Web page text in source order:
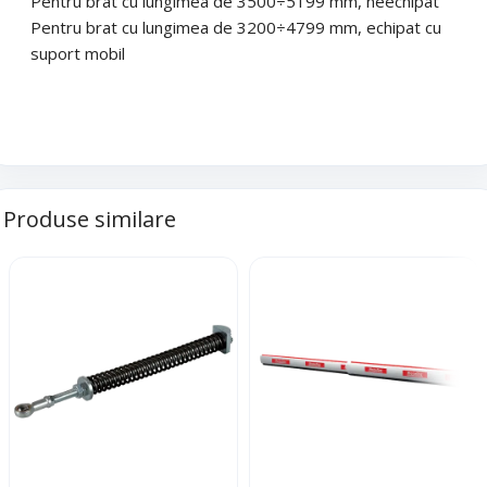
Mesaj (cantitate, termen, alte detalii)
Telefon*
Trimite solicitarea
Pentru brat cu lungimea de 3200÷4799 mm, echipat cu
suport mobil
Produse similare